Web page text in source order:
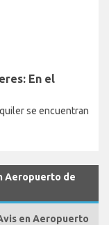
En el
se encuentran
Aeropuerto de
en Aeropuerto